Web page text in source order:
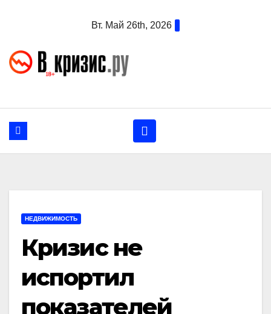
Вт. Май 26th, 2026
НЕДВИЖИМОСТЬ
Кризис не
испортил
показателей